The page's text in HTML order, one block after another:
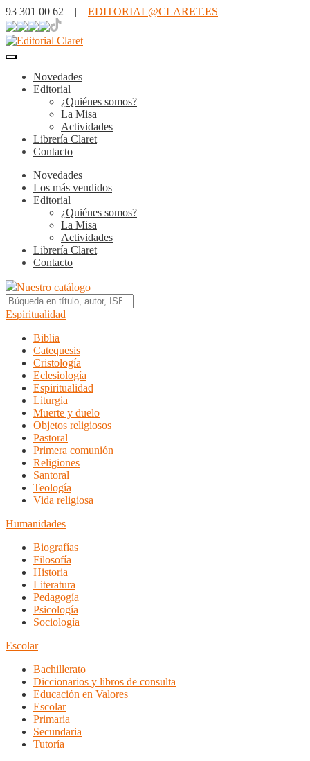
93 301 00 62 | EDITORIAL@CLARET.ES
Novedades
Editorial
¿Quiénes somos?
La Misa
Actividades
Librería Claret
Contacto
Novedades
Los más vendidos
Editorial
¿Quiénes somos?
La Misa
Actividades
Librería Claret
Contacto
Nuestro catálogo
Espiritualidad
Biblia
Catequesis
Cristología
Eclesiología
Espiritualidad
Liturgia
Muerte y duelo
Objetos religiosos
Pastoral
Primera comunión
Religiones
Santoral
Teología
Vida religiosa
Humanidades
Biografías
Filosofía
Historia
Literatura
Pedagogía
Psicología
Sociología
Escolar
Bachillerato
Diccionarios y libros de consulta
Educación en Valores
Escolar
Primaria
Secundaria
Tutoría